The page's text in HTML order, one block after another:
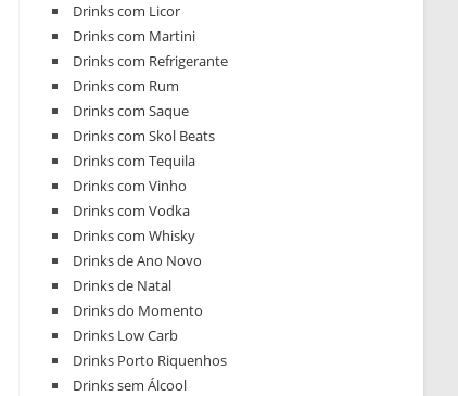
Drinks com Licor
Drinks com Martini
Drinks com Refrigerante
Drinks com Rum
Drinks com Saque
Drinks com Skol Beats
Drinks com Tequila
Drinks com Vinho
Drinks com Vodka
Drinks com Whisky
Drinks de Ano Novo
Drinks de Natal
Drinks do Momento
Drinks Low Carb
Drinks Porto Riquenhos
Drinks sem Álcool